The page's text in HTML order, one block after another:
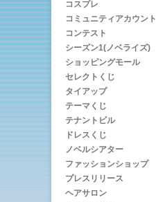
コスプレ
コミュニティアカウント
コンテスト
シーズン1(ノベライズ)
ショッピングモール
セレクトくじ
タイアップ
テーマくじ
テナントビル
ドレスくじ
ノベルシアター
ファッションショップ
プレスリリース
ヘアサロン